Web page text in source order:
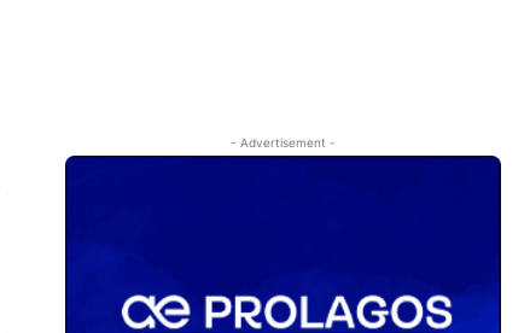
- Advertisement -